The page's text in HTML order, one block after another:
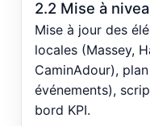
2.2 Mise à
Mise à jour des
locales (Massey,
CaminAdour),
événements),
bord KPI.